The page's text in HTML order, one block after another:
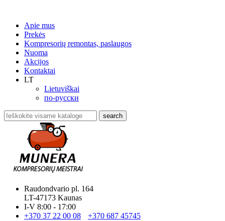
Apie mus
Prekės
Kompresorių remontas, paslaugos
Nuoma
Akcijos
Kontaktai
LT
Lietuviškai
по-русски
search
Raudondvario pl. 164
LT-47173 Kaunas
I-V 8:00 - 17:00
+370 37 22 00 08
+370 687 45745